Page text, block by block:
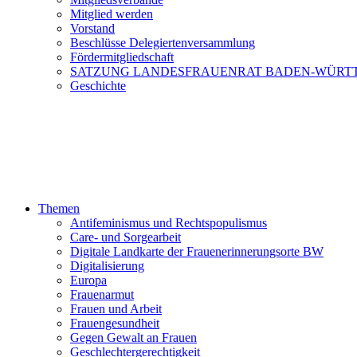
Mitglied werden
Vorstand
Beschlüsse Delegiertenversammlung
Fördermitgliedschaft
SATZUNG LANDESFRAUENRAT BADEN-
Geschichte
Themen
Antifeminismus und Rechtspopulismus
Care- und Sorgearbeit
Digitale Landkarte der Frauenerinnerungsorte BW
Digitalisierung
Europa
Frauenarmut
Frauen und Arbeit
Frauengesundheit
Gegen Gewalt an Frauen
Geschlechtergerechtigkeit